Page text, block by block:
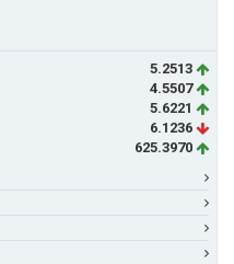
5.2513
4.5507
5.6221
6.1236
625.3970